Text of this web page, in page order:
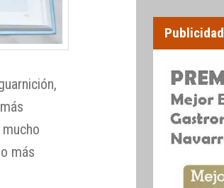
más
Publicidad